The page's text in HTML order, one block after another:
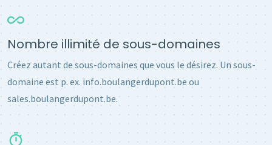
Nombre illimité de sous-domaines
Créez autant de sous-domaines que vous le désirez. Un sous-
domaine est p. ex. info.boulangerdupont.be ou
sales.boulangerdupont.be.